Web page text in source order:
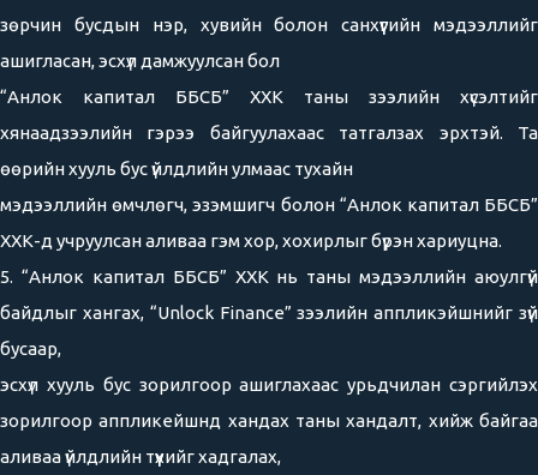
зөрчин бусдын нэр, хувийн болон санхүүгийн мэдээллийг
ашигласан, эсхүл дамжуулсан бол
“Анлок капитал ББСБ” ХХК таны зээлийн хүсэлтийг
хянаадзээлийн гэрээ байгуулахаас татгалзах эрхтэй. Та
өөрийн хууль бус үйлдлийн улмаас тухайн
мэдээллийн өмчлөгч, эзэмшигч болон “Анлок капитал ББСБ”
ХХК-д учруулсан аливаа гэм хор, хохирлыг бүрэн хариуцна.
5. “Анлок капитал ББСБ” ХХК нь таны мэдээллийн аюулгүй
байдлыг хангах, “Unlock Finance” зээлийн аппликэйшнийг зүй
бусаар,
эсхүл хууль бус зорилгоор ашиглахаас урьдчилан сэргийлэх
зорилгоор аппликейшнд хандах таны хандалт, хийж байгаа
аливаа үйлдлийн түүхийг хадгалах,